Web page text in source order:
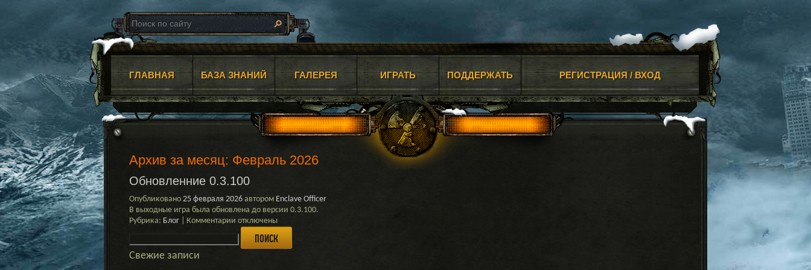
ГЛАВНАЯ БАЗА ЗНАНИЙ ГАЛЕРЕЯ ИГРАТЬ ПОДДЕРЖАТЬ РЕГИСТРАЦИЯ / ВХОД
Архив за месяц: Февраль 2026
Обновленние 0.3.100
Опубликовано 25 февраля 2026 автором Enclave Officer
В выходные игра была обновлена до версии 0.3.100.
Рубрика: Блог Комментарии к
записи
Обновленние
отключены
Свежие записи